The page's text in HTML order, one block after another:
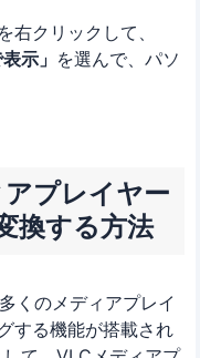
右クリックして、
示」 を選んで、パソ
プレイヤー
換する方法
くのメディアプレイ
する機能が搭載され